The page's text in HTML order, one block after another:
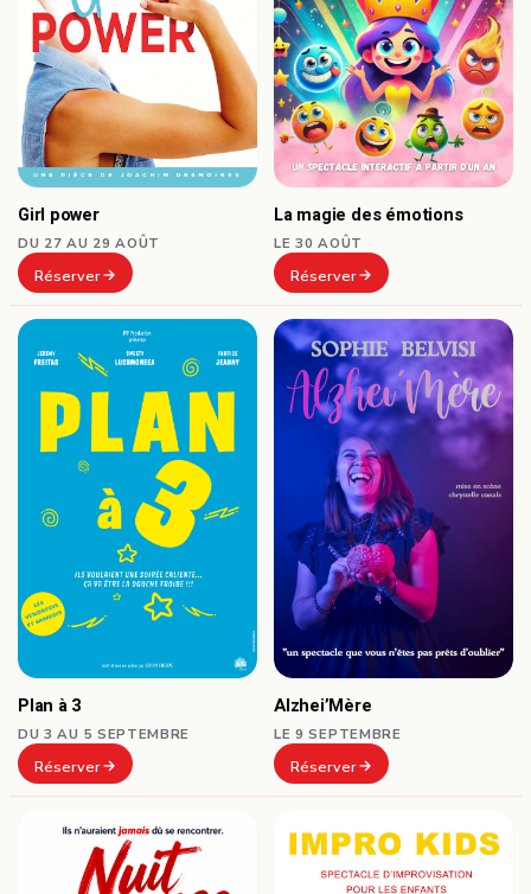
Girl power
DU 27 AU 29 AOÛT
Réserver
La magie des émotions
LE 30 AOÛT
Réserver
Plan à 3
DU 3 AU 5 SEPTEMBRE
Réserver
Alzhei’Mère
LE 9 SEPTEMBRE
Réserver